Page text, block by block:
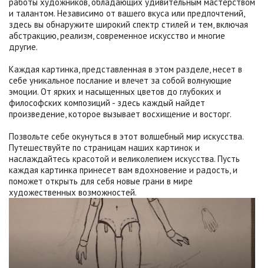
и талантом. Независимо от вашего вкуса или предпочтений,
здесь вы обнаружите широкий спектр стилей и тем, включая
абстракцию, реализм, современное искусство и многие
другие.
Каждая картинка, представленная в этом разделе, несет в
себе уникальное послание и влечет за собой волнующие
эмоции. От ярких и насыщенных цветов до глубоких и
философских композиций - здесь каждый найдет
произведение, которое вызывает восхищение и восторг.
Позвольте себе окунуться в этот волшебный мир искусства.
Путешествуйте по страницам наших картинок и
наслаждайтесь красотой и великолепием искусства. Пусть
каждая картинка принесет вам вдохновение и радость, и
поможет открыть для себя новые грани в мире
художественных возможностей.